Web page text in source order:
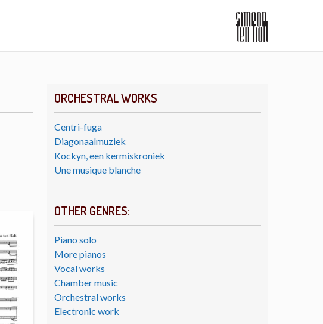
ORCHESTRAL WORKS
Centri-fuga
Diagonaalmuziek
Kockyn, een kermiskroniek
Une musique blanche
OTHER GENRES:
Piano solo
More pianos
Vocal works
Chamber music
Orchestral works
Electronic work